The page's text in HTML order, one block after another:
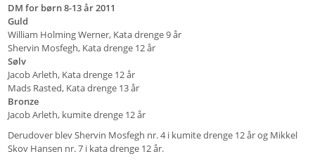
DM for børn 8-13 år 2011
Guld
William Holming Werner, Kata drenge 9 år
Shervin Mosfegh, Kata drenge 12 år
Sølv
Jacob Arleth, Kata drenge 12 år
Mads Rasted, Kata drenge 13 år
Bronze
Jacob Arleth, kumite drenge 12 år
Derudover blev Shervin Mosfegh nr. 4 i kumite drenge 12 år og Mikkel
Skov Hansen nr. 7 i kata drenge 12 år.